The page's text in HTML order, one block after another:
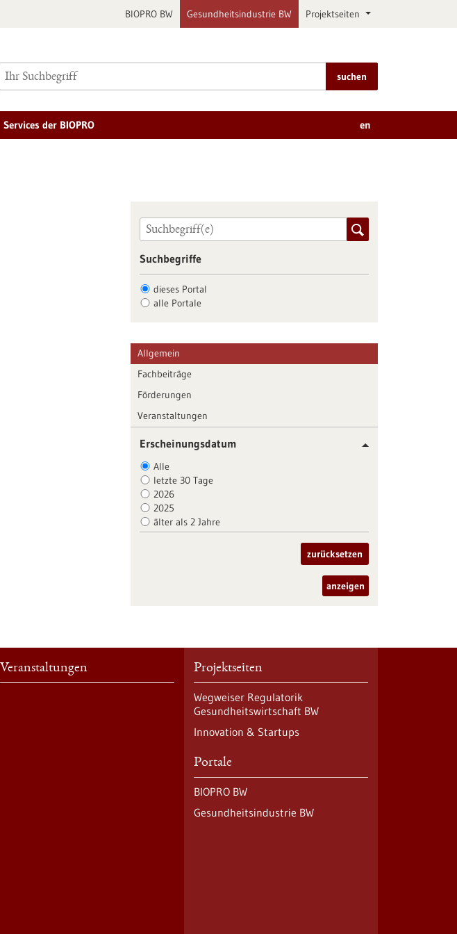
BIOPRO BW Gesundheitsindustrie BW Projektseiten
suchen
Services der BIOPRO en
Suchbegriffe
dieses Portal
alle Portale
Allgemein
Fachbeiträge
Förderungen
Veranstaltungen
Erscheinungsdatum
Alle
letzte 30 Tage
2026
2025
älter als 2 Jahre
zurücksetzen
anzeigen
Veranstaltungen Projektseiten
Wegweiser Regulatorik
Gesundheitswirtschaft BW
Innovation & Startups
Portale
BIOPRO BW
Gesundheitsindustrie BW